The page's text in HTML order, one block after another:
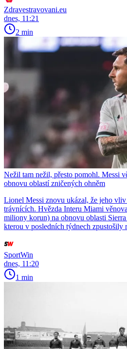
Zdravestravovani.eu
dnes, 11:21
2 min
Nežil tam nežil, přesto pomohl. Messi
obnovu oblastí zničených ohněm
Lionel Messi znovu ukázal, že jeho
trávnících. Hvězda Interu Miami
miliony korun) na obnovu oblasti
kterou v posledních týdnech zpustošily
SportWin
dnes, 11:20
1 min